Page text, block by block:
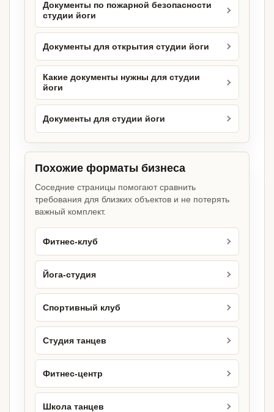
Документы по пожарной безопасности
студии йоги
Документы для открытия студии йоги
Какие документы нужны для студии
йоги
Документы для студии йоги
Похожие форматы бизнеса
Соседние страницы помогают сравнить
требования для близких объектов и не потерять
важный комплект.
Фитнес-клуб
Йога-студия
Спортивный клуб
Студия танцев
Фитнес-центр
Школа танцев